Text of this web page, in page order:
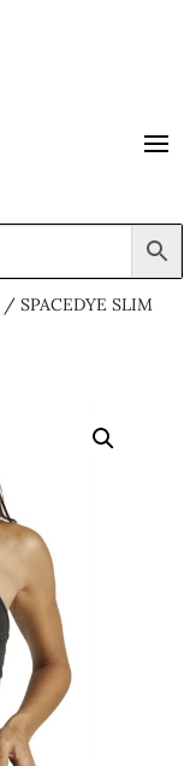
/ SPACEDYE SLIM